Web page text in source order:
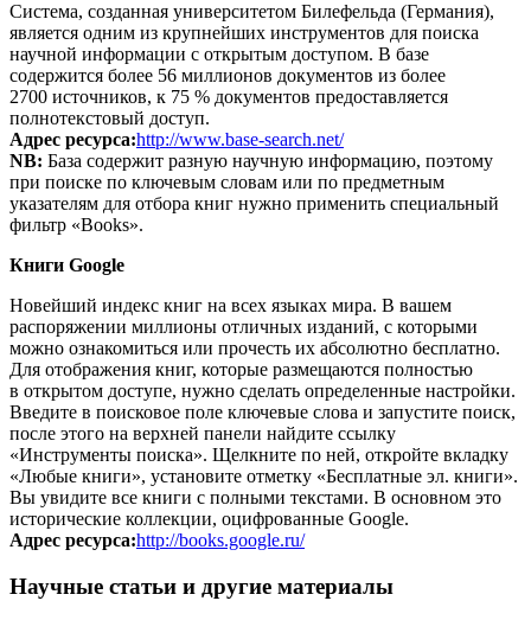
Система, созданная университетом Билефельда (Германия),
является одним из крупнейших инструментов для поиска
научной информации с открытым доступом. В базе
содержится более 56 миллионов документов из более
2700 источников, к 75 % документов предоставляется
полнотекстовый доступ.
Адрес ресурса:http://www.base-search.net/
NB: База содержит разную научную информацию, поэтому
при поиске по ключевым словам или по предметным
указателям для отбора книг нужно применить специальный
фильтр «Books».
Книги Google
Новейший индекс книг на всех языках мира. В вашем
распоряжении миллионы отличных изданий, с которыми
можно ознакомиться или прочесть их абсолютно бесплатно.
Для отображения книг, которые размещаются полностью
в открытом доступе, нужно сделать определенные настройки.
Введите в поисковое поле ключевые слова и запустите поиск,
после этого на верхней панели найдите ссылку
«Инструменты поиска». Щелкните по ней, откройте вкладку
«Любые книги», установите отметку «Бесплатные эл. книги».
Вы увидите все книги с полными текстами. В основном это
исторические коллекции, оцифрованные Google.
Адрес ресурса:http://books.google.ru/
Научные статьи и другие материалы